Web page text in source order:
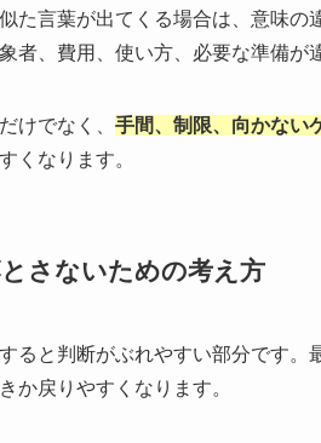
た言葉が出てくる場合は、意味
者、費用、使い方、必要な準備が
けでなく、 手間、制限、向かない
くなります。
さないための考え方
ると判断がぶれやすい部分です
か戻りやすくなります。